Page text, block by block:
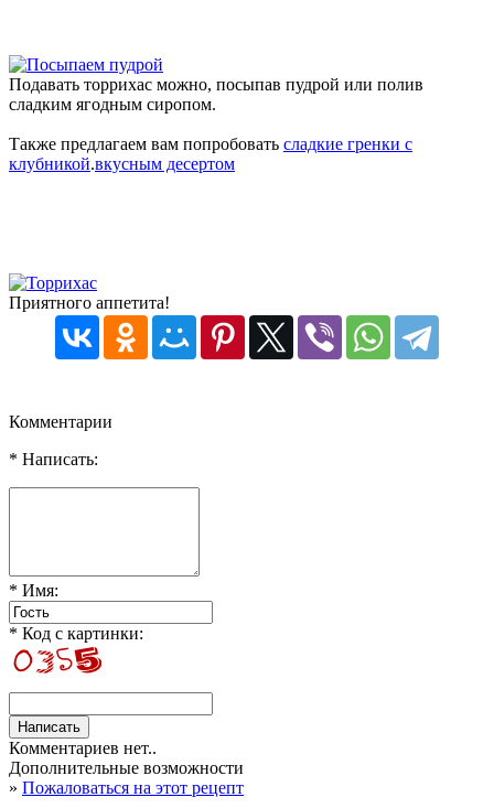
Подавать торрихас можно, посыпав пудрой или полив
сладким ягодным сиропом.
Также предлагаем вам попробовать сладкие гренки с
клубникой.вкусным десертом
Приятного аппетита!
Комментарии
* Написать:
* Имя:
* Код с картинки:
Комментариев нет..
Дополнительные возможности
» Пожаловаться на этот рецепт